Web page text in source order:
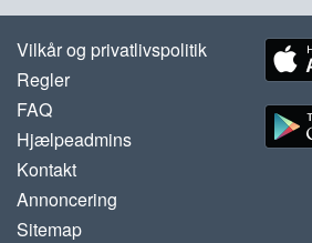
Vilkår og privatlivspolitik
Regler
FAQ
Hjælpeadmins
Kontakt
Annoncering
Sitemap